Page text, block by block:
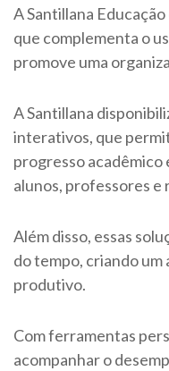
A Santillana
que complementa o
promove uma
A Santillana
interativos, que
progresso acadêmico
alunos, professores e
Além disso, essas
do tempo, criando um
produtivo.
Com ferramentas
acompanhar o